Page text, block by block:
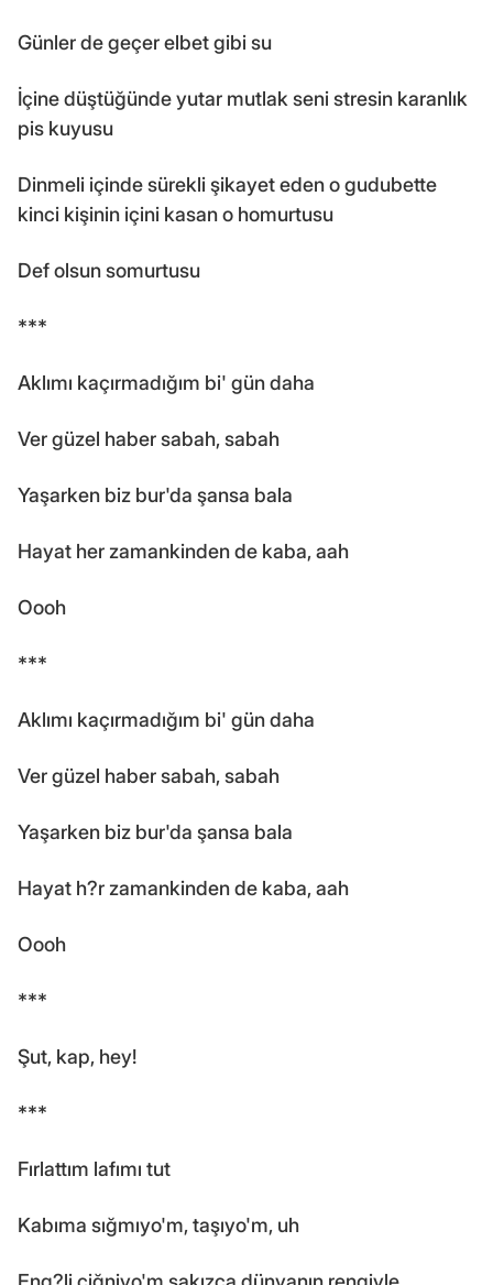
Günler de geçer elbet gibi su
İçine düştüğünde yutar mutlak seni stresin karanlık
pis kuyusu
Dinmeli içinde sürekli şikayet eden o gudubette
kinci kişinin içini kasan o homurtusu
Def olsun somurtusu
***
Aklımı kaçırmadığım bi' gün daha
Ver güzel haber sabah, sabah
Yaşarken biz bur'da şansa bala
Hayat her zamankinden de kaba, aah
Oooh
***
Aklımı kaçırmadığım bi' gün daha
Ver güzel haber sabah, sabah
Yaşarken biz bur'da şansa bala
Hayat h?r zamankinden de kaba, aah
Oooh
***
Şut, kap, hey!
***
Fırlattım lafımı tut
Kabıma sığmıyo'm, taşıyo'm, uh